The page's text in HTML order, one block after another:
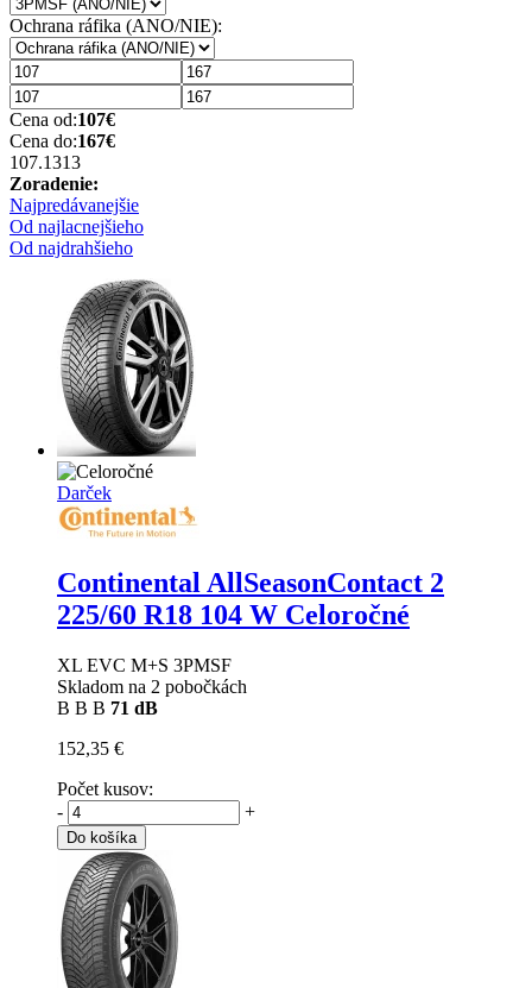
Ochrana ráfika (ANO/NIE):
Cena od:107€
Cena do:167€
107.1313
Zoradenie:
Najpredávanejšie
Od najlacnejšieho
Od najdrahšieho
Darček
Continental AllSeasonContact 2
225/60 R18 104 W Celoročné
XL EVC M+S 3PMSF
Skladom na 2 pobočkách
B B B 71 dB
152,35 €
Počet kusov:
-
+
Do košíka